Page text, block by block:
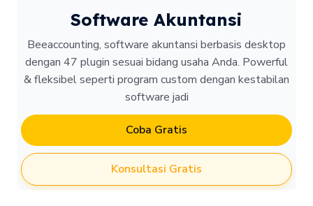
Software Akuntansi
Beeaccounting, software akuntansi berbasis desktop
dengan 47 plugin sesuai bidang usaha Anda. Powerful
& fleksibel seperti program custom dengan kestabilan
software jadi
Coba Gratis
Konsultasi Gratis